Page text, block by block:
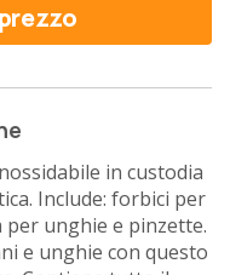
in custodia
Include: forbici per
unghie e pinzette.
e unghie con questo